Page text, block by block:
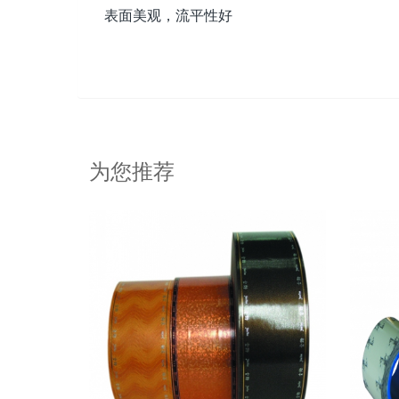
表面美观，流平性好
为您推荐